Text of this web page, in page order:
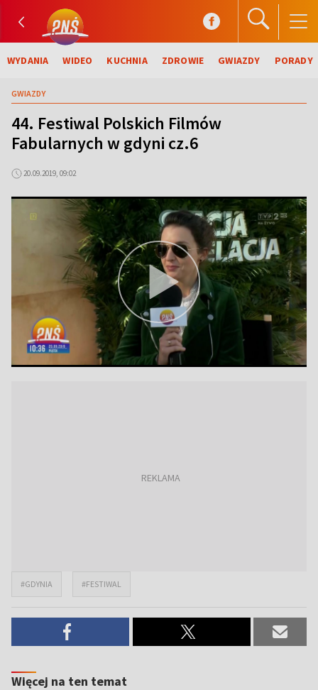
WYDANIA WIDEO KUCHNIA ZDROWIE GWIAZDY PORADY
GWIAZDY
44. Festiwal Polskich Filmów
Fabularnych w gdyni cz.6
20.09.2019, 09:02
#GDYNIA #FESTIWAL
Więcej na ten temat